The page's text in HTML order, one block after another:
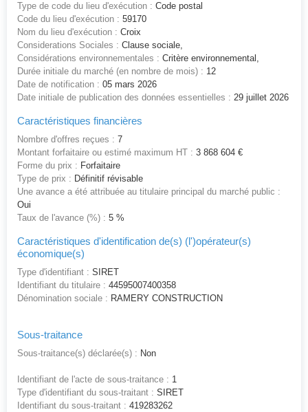
Type de code du lieu d'exécution : Code postal
Code du lieu d'exécution : 59170
Nom du lieu d'exécution : Croix
Considerations Sociales : Clause sociale,
Considérations environnementales : Critère environnemental,
Durée initiale du marché (en nombre de mois) : 12
Date de notification : 05 mars 2026
Date initiale de publication des données essentielles : 29 juillet 2026
Caractéristiques financières
Nombre d'offres reçues : 7
Montant forfaitaire ou estimé maximum HT : 3 868 604 €
Forme du prix : Forfaitaire
Type de prix : Définitif révisable
Une avance a été attribuée au titulaire principal du marché public :
Oui
Taux de l'avance (%) : 5 %
Caractéristiques d'identification de(s) (l')opérateur(s)
économique(s)
Type d'identifiant : SIRET
Identifiant du titulaire : 44595007400358
Dénomination sociale : RAMERY CONSTRUCTION
Sous-traitance
Sous-traitance(s) déclarée(s) : Non
Identifiant de l'acte de sous-traitance : 1
Type d'identifiant du sous-traitant : SIRET
Identifiant du sous-traitant : 419283262